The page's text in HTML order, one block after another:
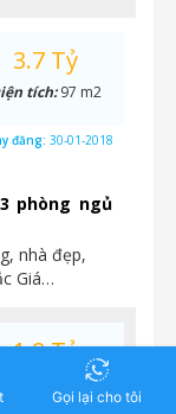
phòng ngủ
nhà đẹp,
Giá…
3.7 Tỷ
tích:97 m2
đăng: 30-01-2018
1.9 Tỷ
48,5 m2
Gọi lại cho tôi